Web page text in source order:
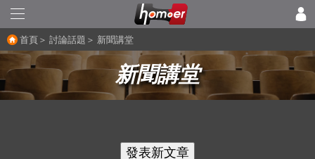
新聞講堂
首頁 ＞ 討論話題 ＞ 新聞講堂